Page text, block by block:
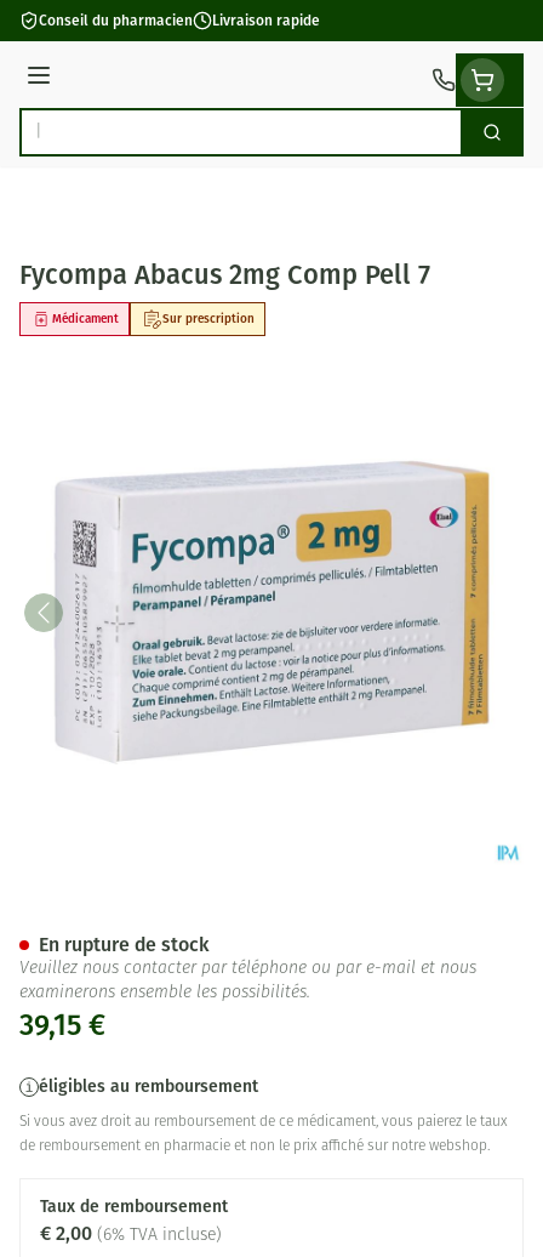
Aller au contenu
Conseil du pharmacien Livraison rapide
Menu
Rechercher
Fycompa Abacus 2mg Comp Pell 7
Sur prescription
Médicament
39,15 €
éligibles au remboursement
Si vous avez droit au remboursement de ce médicament, vous paierez le taux
de remboursement en pharmacie et non le prix affiché sur notre webshop.
Taux de remboursement
€ 2,00 (6% TVA incluse)
En rupture de stock
Veuillez nous contacter par téléphone ou par e-mail et nous
examinerons ensemble les possibilités.